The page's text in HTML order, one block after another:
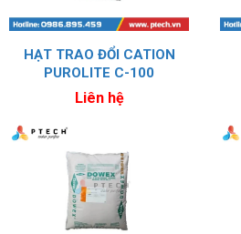
HẠT TRAO ĐỔI CATION
PUROLITE C-100
Liên hệ